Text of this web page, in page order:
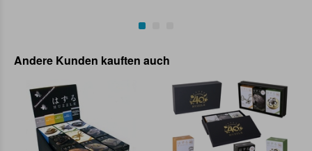
Andere Kunden kauften auch